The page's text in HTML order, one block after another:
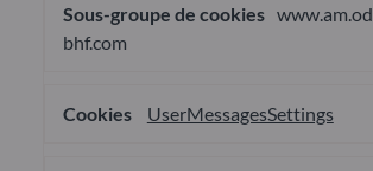
bhf.com
UserMessagesSettings